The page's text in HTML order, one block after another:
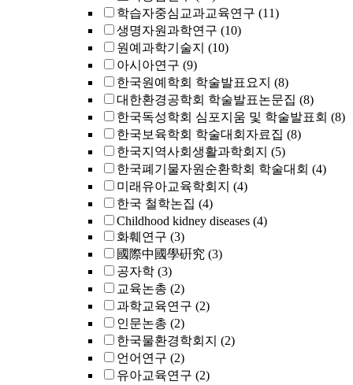
학습자중심교과교육연구 (11)
생명자원과학연구 (10)
원예과학기술지 (10)
아시아연구 (9)
한국원예학회 학술발표요지 (8)
대한환경공학회 학술발표논문집 (8)
한국독성학회 심포지움 및 학술발표회 (8)
한국보육학회 학술대회자료집 (8)
한국지역사회생활과학회지 (5)
한국폐기물자원순환학회 학술대회 (4)
미래유아교육학회지 (4)
한국 철학논집 (4)
Childhood kidney diseases (4)
화훼연구 (3)
國際中國學硏究 (3)
공자학 (3)
교육논총 (2)
과학교육연구 (2)
인문논총 (2)
한국물환경학회지 (2)
언어연구 (2)
유아교육연구 (2)